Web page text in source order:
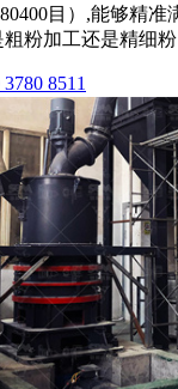
目）,能够精准
粉加工还是精细粉
8511